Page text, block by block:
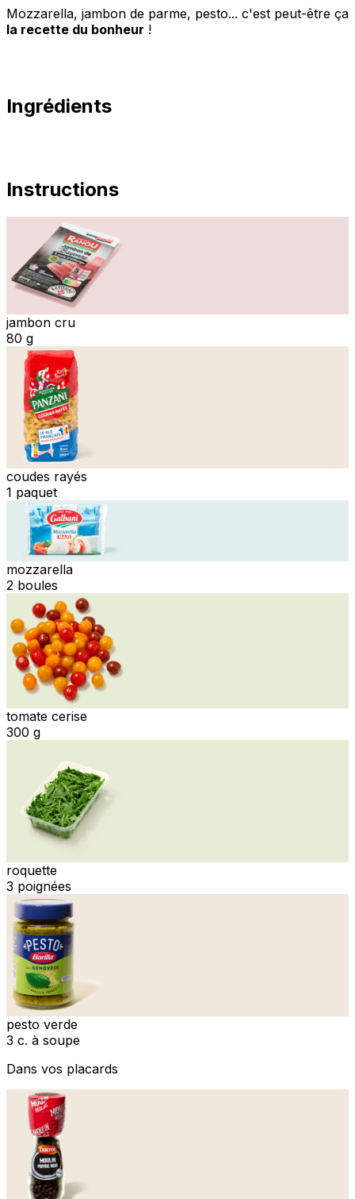
Mozzarella, jambon de parme, pesto... c'est peut-être ça
la recette du bonheur !
Ingrédients
Instructions
jambon cru
80 g
coudes rayés
1 paquet
mozzarella
2 boules
tomate cerise
300 g
roquette
3 poignées
pesto verde
3 c. à soupe
Dans vos placards